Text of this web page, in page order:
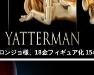
ンジョ様、18金フィギュア化